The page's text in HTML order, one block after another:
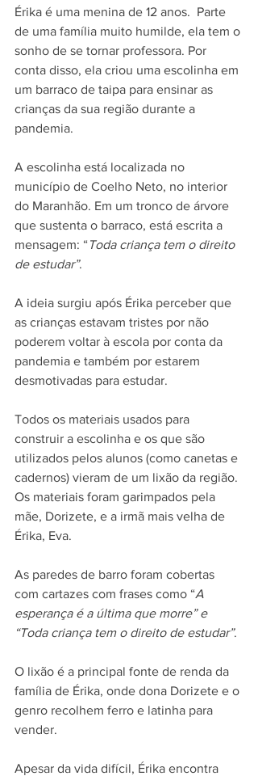
Érika é uma menina de 12 anos.  Parte
de uma família muito humilde, ela tem o
sonho de se tornar professora. Por
conta disso, ela criou uma escolinha em
um barraco de taipa para ensinar as
crianças da sua região durante a
pandemia.
A escolinha está localizada no
município de Coelho Neto, no interior
do Maranhão. Em um tronco de árvore
que sustenta o barraco, está escrita a
mensagem: “ Toda criança tem o direito
de estudar”.
A ideia surgiu após Érika perceber que
as crianças estavam tristes por não
poderem voltar à escola por conta da
pandemia e também por estarem
desmotivadas para estudar.
Todos os materiais usados para
construir a escolinha e os que são
utilizados pelos alunos (como canetas e
cadernos) vieram de um lixão da região.
Os materiais foram garimpados pela
mãe, Dorizete, e a irmã mais velha de
Érika, Eva.
As paredes de barro foram cobertas
com cartazes com frases como “A
esperança é a última que morre” e
“Toda criança tem o direito de estudar”.
O lixão é a principal fonte de renda da
família de Érika, onde dona Dorizete e o
genro recolhem ferro e latinha para
vender.
Apesar da vida difícil, Érika encontra